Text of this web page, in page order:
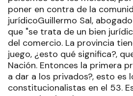
poner en contra de la
jurídicoGuillermo Sal,
que "se trata de un bien
del comercio. La provincia
juego, ¿esto qué significa?,
Nación. Entonces la primera
a dar a los privados?, esto es
constitucionalistas en el 53.